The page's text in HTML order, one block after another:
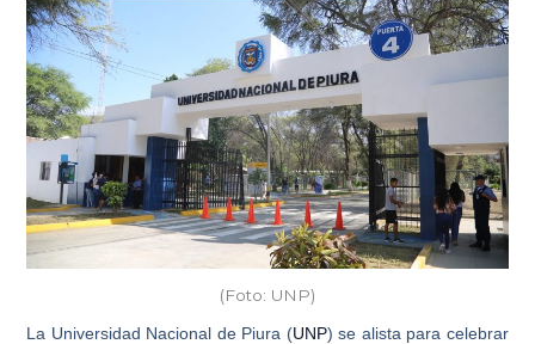
(Foto: UNP)
La Universidad Nacional de Piura (UNP) se alista para celebrar